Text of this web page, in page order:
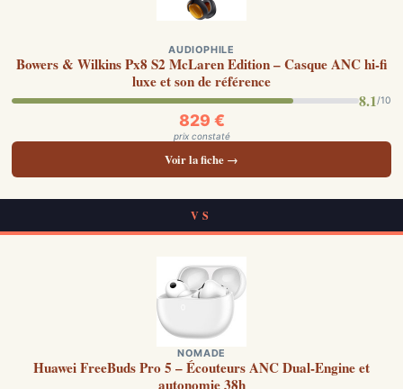
AUDIOPHILE
Bowers & Wilkins Px8 S2 McLaren Edition – Casque ANC hi-fi
luxe et son de référence
8.1/10
829 €
prix constaté
Voir la fiche →
VS
NOMADE
Huawei FreeBuds Pro 5 – Écouteurs ANC Dual-Engine et
autonomie 38h